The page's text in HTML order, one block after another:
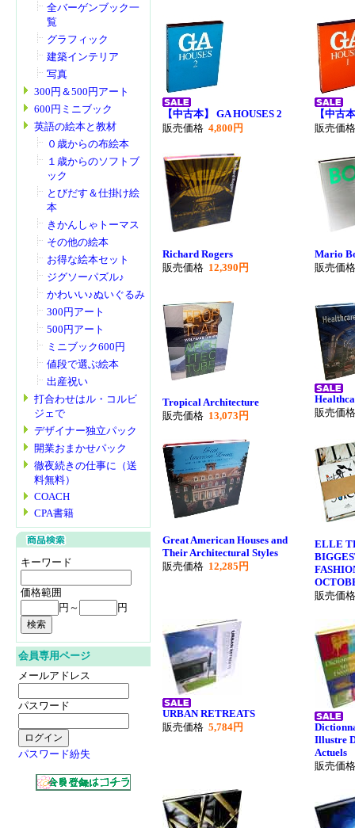
全バーゲンブック一
覧
グラフィック
建築インテリア
写真
300円＆500円アート
600円ミニブック
英語の絵本と教材
０歳からの布絵本
１歳からのソフトブ
ック
とびだす＆仕掛け絵
本
きかんしゃトーマス
その他の絵本
お得な絵本セット
ジグソーパズル♪
かわいい♪ぬいぐるみ
300円アート
500円アート
ミニブック600円
値段で選ぶ絵本
出産祝い
打合わせはル・コルビ
ジェで
デザイナー独立パック
開業おまかせパック
徹夜続きの仕事に（送
料無料）
COACH
CPA書籍
キーワード
価格範囲
円～
円
会員専用ページ
メールアドレス
パスワード
パスワード紛失
【中古本】 GA HOUSES 2
販売価格 4,800円
【中古
販売価
Richard Rogers
販売価格 12,390円
Mario
販売価
Tropical Architecture
販売価格 13,073円
販売価
Great American Houses and
Their Architectural Styles
販売価格 12,285円
ELLE
販売価
URBAN RETREATS
販売価格 5,784円
Illustre
Actuels
販売価